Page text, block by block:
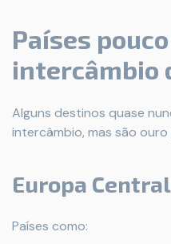
Países
intercâmbio
Alguns destinos quase
intercâmbio, mas são
Europa
Países como: